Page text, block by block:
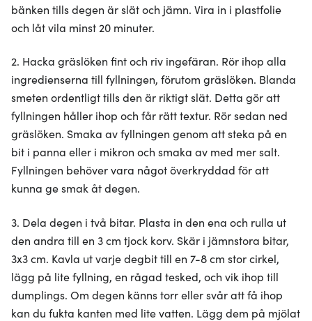
bänken tills degen är slät och jämn. Vira in i plastfolie
och låt vila minst 20 minuter.
2. Hacka gräslöken fint och riv ingefäran. Rör ihop alla
ingredienserna till fyllningen, förutom gräslöken. Blanda
smeten ordentligt tills den är riktigt slät. Detta gör att
fyllningen håller ihop och får rätt textur. Rör sedan ned
gräslöken. Smaka av fyllningen genom att steka på en
bit i panna eller i mikron och smaka av med mer salt.
Fyllningen behöver vara något överkryddad för att
kunna ge smak åt degen.
3. Dela degen i två bitar. Plasta in den ena och rulla ut
den andra till en 3 cm tjock korv. Skär i jämnstora bitar,
3x3 cm. Kavla ut varje degbit till en 7-8 cm stor cirkel,
lägg på lite fyllning, en rågad tesked, och vik ihop till
dumplings. Om degen känns torr eller svår att få ihop
kan du fukta kanten med lite vatten. Lägg dem på mjölat